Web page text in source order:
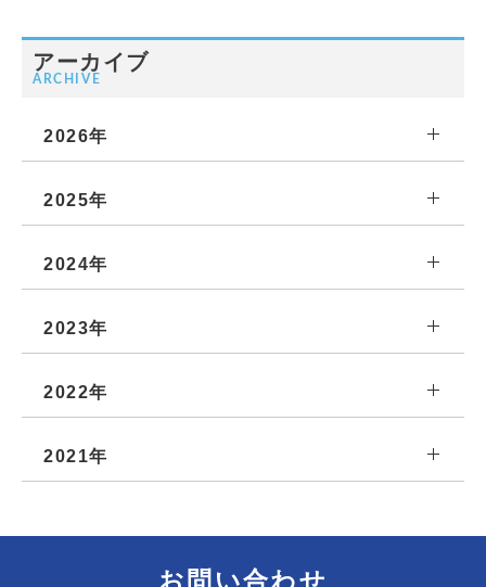
アーカイブ
ARCHIVE
2026年
2025年
2024年
2023年
2022年
2021年
お問い合わせ